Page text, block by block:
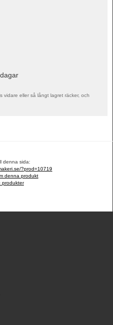
vidare eller så långt lagret räcker, och
denna sida:
?prod=10719
denna produkt
produkter